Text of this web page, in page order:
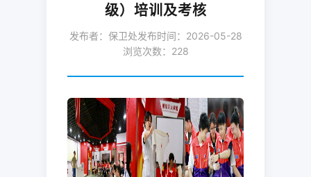
级）培训及考核
发布者：保卫处发布时间：2026-05-28
浏览次数： 228